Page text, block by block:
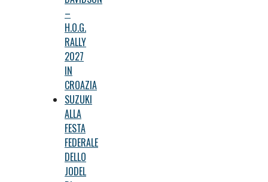
–
H.O.G.
RALLY
2027
IN
CROAZIA
SUZUKI
ALLA
FESTA
FEDERALE
DELLO
JODEL